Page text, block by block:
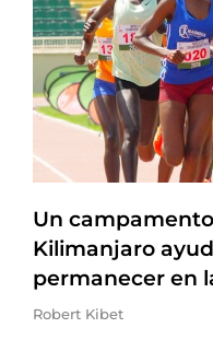
Un
Kilimanjaro
permanecer en
Robert Kibet